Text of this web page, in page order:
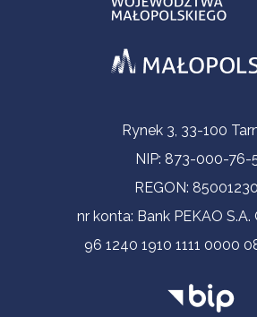
Informacje kontaktowe
Rynek 3, 33-100
NIP: 873-000-76-
REGON:
nr konta: Bank PEKAO
96 1240 1910 1111 0000